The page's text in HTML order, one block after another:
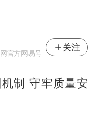
网官方网易号
关注
制 守牢质量安